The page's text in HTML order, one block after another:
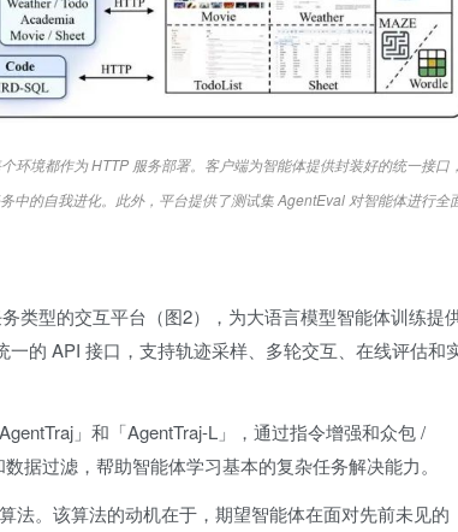
环境都作为 HTTP 服务部署。客户端为智能体提供封装好的统一接口
中的自我进化。此外，平台提供了测试集 AgentEval 对智能体进行全
类型的交互平台（图2），为大语言模型智能体训练提
的 API 接口，支持轨迹采样、多轮交互、在线评估和
」和「AgentTraj-L」，通过指令增强和众包 /
据过滤，帮助智能体学习基本的复杂任务解决能力。
法。该算法的动机在于，期望智能体在面对先前未见的